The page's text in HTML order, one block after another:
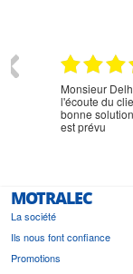
Monsieur
l'écoute du
bonne
est prévu
MOTRALEC
La société
Ils nous font confiance
Promotions